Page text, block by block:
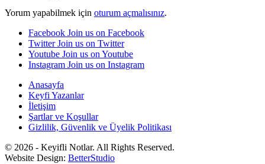
Yorum yapabilmek için oturum açmalısınız.
Facebook Join us on Facebook
Twitter Join us on Twitter
Youtube Join us on Youtube
Instagram Join us on Instagram
Anasayfa
Keyfi Yazanlar
İletişim
Şartlar ve Koşullar
Gizlilik, Güvenlik ve Üyelik Politikası
© 2026 - Keyifli Notlar. All Rights Reserved.
Website Design: BetterStudio